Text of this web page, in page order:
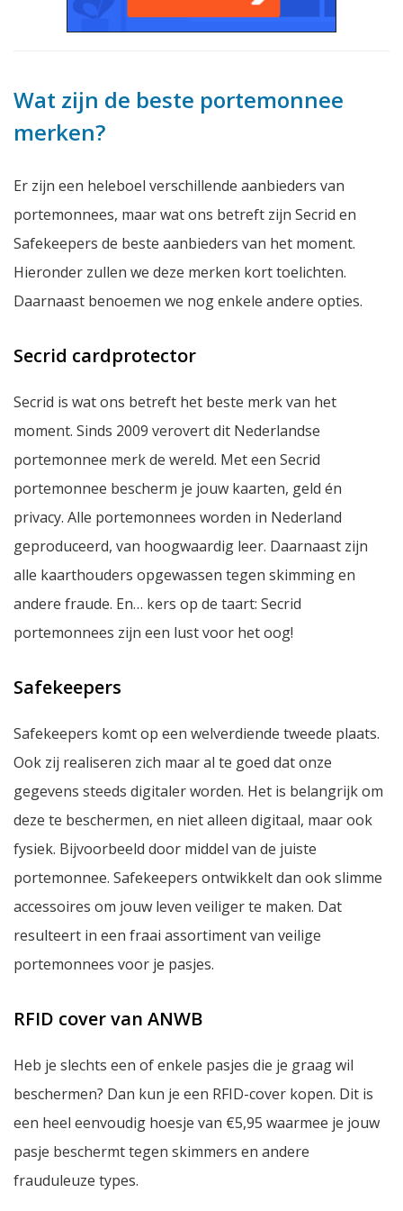
Wat zijn de beste portemonnee
merken?
Er zijn een heleboel verschillende aanbieders van
portemonnees, maar wat ons betreft zijn Secrid en
Safekeepers de beste aanbieders van het moment.
Hieronder zullen we deze merken kort toelichten.
Daarnaast benoemen we nog enkele andere opties.
Secrid cardprotector
Secrid is wat ons betreft het beste merk van het
moment. Sinds 2009 verovert dit Nederlandse
portemonnee merk de wereld. Met een Secrid
portemonnee bescherm je jouw kaarten, geld én
privacy. Alle portemonnees worden in Nederland
geproduceerd, van hoogwaardig leer. Daarnaast zijn
alle kaarthouders opgewassen tegen skimming en
andere fraude. En… kers op de taart: Secrid
portemonnees zijn een lust voor het oog!
Safekeepers
Safekeepers komt op een welverdiende tweede plaats.
Ook zij realiseren zich maar al te goed dat onze
gegevens steeds digitaler worden. Het is belangrijk om
deze te beschermen, en niet alleen digitaal, maar ook
fysiek. Bijvoorbeeld door middel van de juiste
portemonnee. Safekeepers ontwikkelt dan ook slimme
accessoires om jouw leven veiliger te maken. Dat
resulteert in een fraai assortiment van veilige
portemonnees voor je pasjes.
RFID cover van ANWB
Heb je slechts een of enkele pasjes die je graag wil
beschermen? Dan kun je een RFID-cover kopen. Dit is
een heel eenvoudig hoesje van €5,95 waarmee je jouw
pasje beschermt tegen skimmers en andere
frauduleuze types.